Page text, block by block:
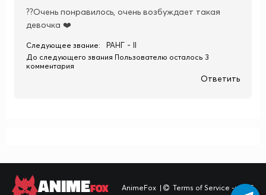
??Очень понравилось, очень возбуждает такая
девочка ❤️
Следующее звание: РАНГ - II
До следующего звания Пользователю осталось 3
комментария
Ответить
ANIMEFOX AnimeFox | Terms of Service -> TOS